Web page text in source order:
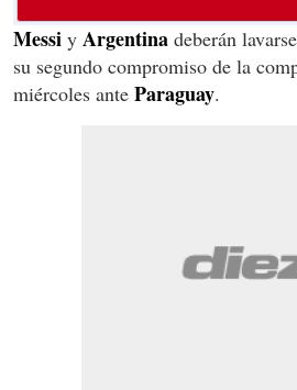
Messi y Argentina deberán
su segundo compromiso de la
miércoles ante Paraguay.